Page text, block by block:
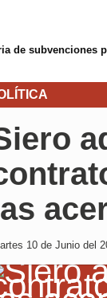
de subvenciones
10 de Junio del